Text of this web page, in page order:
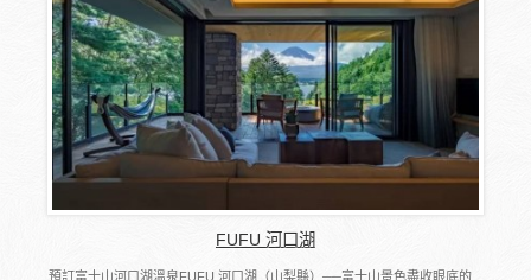
FUFU 河口湖
預訂富士山河口湖溫泉FUFU 河口湖（山梨縣）──富士山景色盡收眼底的